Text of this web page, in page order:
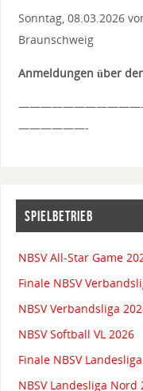
Sonntag, 08.03.2026
Braunschweig
Anmeldungen über
——————-
SPIELBETRIEB
NBSV All-Star Game
Finale NBSV
NBSV Verbandsliga
NBSV Softball VL 2026
Finale NBSV
NBSV Landesliga Nord